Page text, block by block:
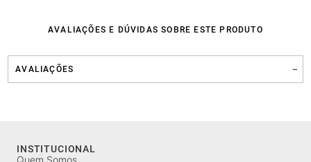
AVALIAÇÕES E DÚVIDAS SOBRE ESTE PRODUTO
AVALIAÇÕES
INSTITUCIONAL